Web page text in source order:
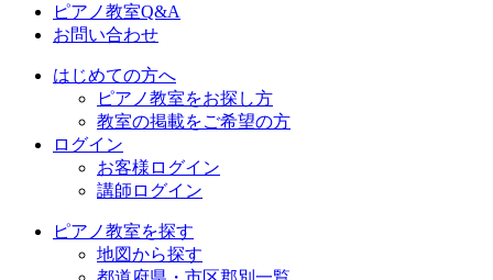
ピアノ教室Q&A
お問い合わせ
はじめての方へ
ピアノ教室をお探し方
教室の掲載をご希望の方
ログイン
お客様ログイン
講師ログイン
ピアノ教室を探す
地図から探す